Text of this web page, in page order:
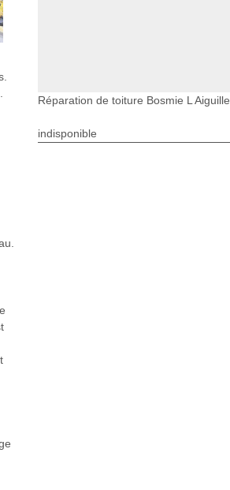
Réparation de toiture Bosmie L Aiguille
indisponible